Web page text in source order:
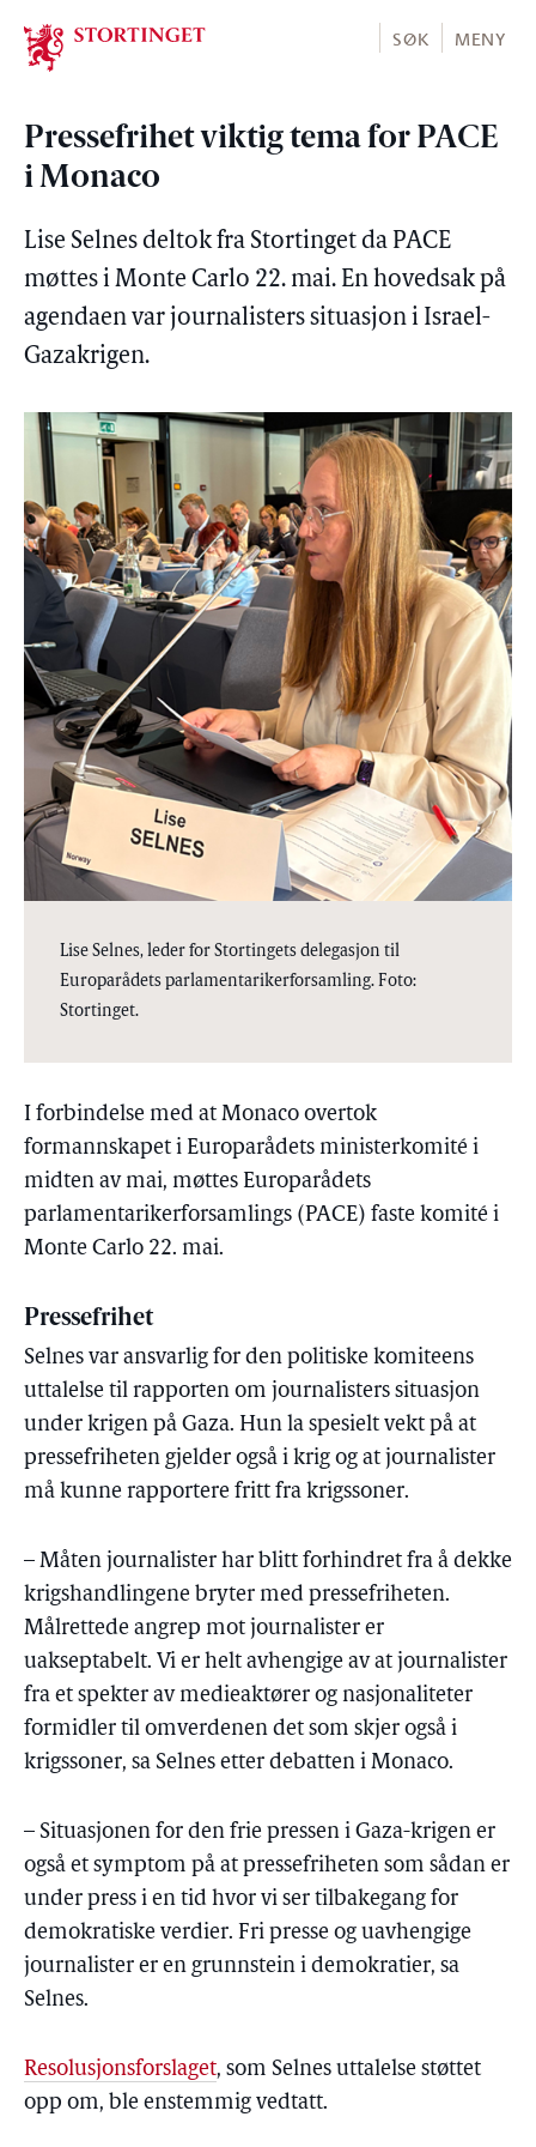
Stortinget.no
SØK MENY
Pressefrihet viktig tema for PACE
i Monaco
Lise Selnes deltok fra Stortinget da PACE
møttes i Monte Carlo 22. mai. En hovedsak på
agendaen var journalisters situasjon i Israel-
Gazakrigen.
Lise Selnes, leder for Stortingets delegasjon til
Europarådets parlamentarikerforsamling. Foto:
Stortinget.
I forbindelse med at Monaco overtok
formannskapet i Europarådets ministerkomité i
midten av mai, møttes Europarådets
parlamentarikerforsamlings (PACE) faste komité i
Monte Carlo 22. mai.
Pressefrihet
Selnes var ansvarlig for den politiske komiteens
uttalelse til rapporten om journalisters situasjon
under krigen på Gaza. Hun la spesielt vekt på at
pressefriheten gjelder også i krig og at journalister
må kunne rapportere fritt fra krigssoner.
– Måten journalister har blitt forhindret fra å dekke
krigshandlingene bryter med pressefriheten.
Målrettede angrep mot journalister er
uakseptabelt. Vi er helt avhengige av at journalister
fra et spekter av medieaktører og nasjonaliteter
formidler til omverdenen det som skjer også i
krigssoner, sa Selnes etter debatten i Monaco.
– Situasjonen for den frie pressen i Gaza-krigen er
også et symptom på at pressefriheten som sådan er
under press i en tid hvor vi ser tilbakegang for
demokratiske verdier. Fri presse og uavhengige
journalister er en grunnstein i demokratier, sa
Selnes.
Resolusjonsforslaget, som Selnes uttalelse støttet
opp om, ble enstemmig vedtatt.